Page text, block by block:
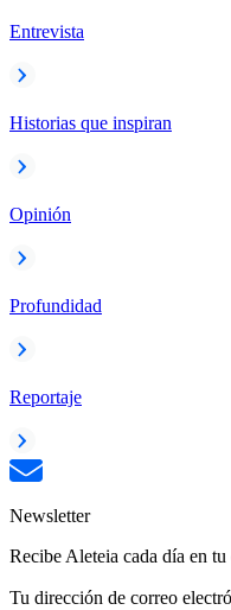
Entrevista
Historias que inspiran
Opinión
Profundidad
Reportaje
Newsletter
Recibe Aleteia cada día en
Tu dirección de correo